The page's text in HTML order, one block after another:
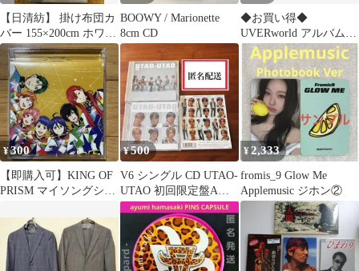
【日清紡】 掛け布団カ
バー 155×200cm ホワイ
ト
BOOWY / Marionette
8cm CD
◆お買い得◆
UVERworld アルバム
シングル CD まとめて
¥300
【即購入可】KING OF
PRISM マイソングシン
¥500
V6 シングル CD UTAO-
UTAO 初回限定盤A、B
2種セット
¥2,333
fromis_9 Glow Me
Applemusic ジホン②